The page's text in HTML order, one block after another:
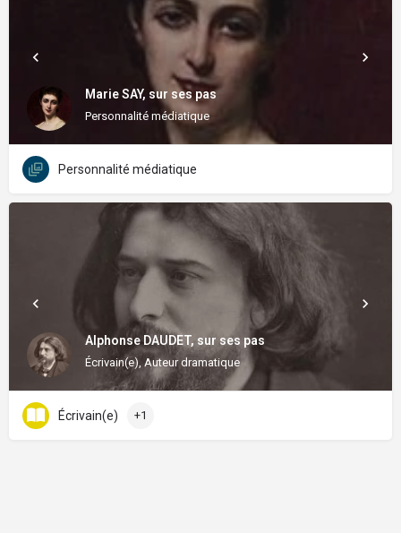
Marie SAY, sur ses pas
Personnalité médiatique
Personnalité médiatique
Alphonse DAUDET, sur ses pas
Écrivain(e), Auteur dramatique
Écrivain(e) +1